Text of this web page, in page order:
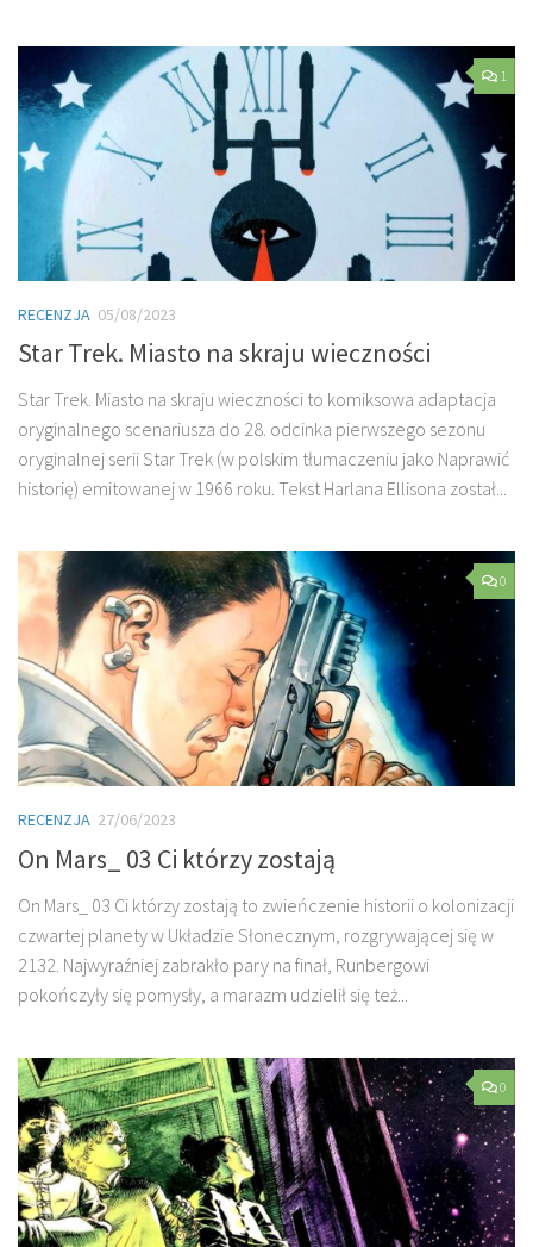
1
RECENZJA 05/08/2023
Star Trek. Miasto na skraju wieczności
Star Trek. Miasto na skraju wieczności to komiksowa adaptacja
oryginalnego scenariusza do 28. odcinka pierwszego sezonu
oryginalnej serii Star Trek (w polskim tłumaczeniu jako Naprawić
historię) emitowanej w 1966 roku. Tekst Harlana Ellisona został...
0
RECENZJA 27/06/2023
On Mars_ 03 Ci którzy zostają
On Mars_ 03 Ci którzy zostają to zwieńczenie historii o kolonizacji
czwartej planety w Układzie Słonecznym, rozgrywającej się w
2132. Najwyraźniej zabrakło pary na finał, Runbergowi
pokończyły się pomysły, a marazm udzielił się też...
0